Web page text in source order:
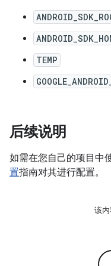
TEMP
后续说明
如需在您自己的项目中
置指南对其进行配置。
该